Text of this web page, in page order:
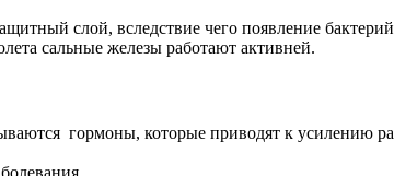
слой, вследствие чего появление
сальные железы работают активней.
гормоны, которые приводят к усилению